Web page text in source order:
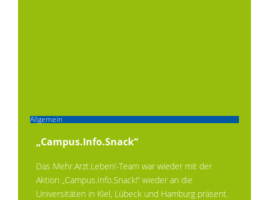
Allgemein
„Campus.Info.Snack“
Das Mehr.Arzt.Leben!-Team war wieder mit der
Aktion „Campus.Info.Snack!“ wieder an die
Universitäten in Kiel, Lübeck und Hamburg präsent.